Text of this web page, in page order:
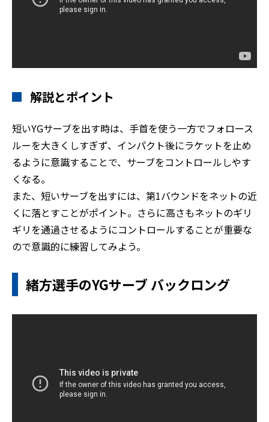
解説とポイント
短いYGサーブを出す時は、手首を使う一方でフォロース
ルーを大きくしすぎず、インパクト後にラケットを止め
るように意識することで、サーブをコントロールしやす
くなる。
また、短いサーブを出すには、第1バウンドをネットの近
くに落とすことがポイント。さらに高さもネットのギリ
ギリを通過させるようにコントロールすることが重要な
ので意識的に練習してみよう。
緒方選手のYGサーブ バックロング